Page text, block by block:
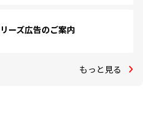
ーズ広告のご案内
もっと見る